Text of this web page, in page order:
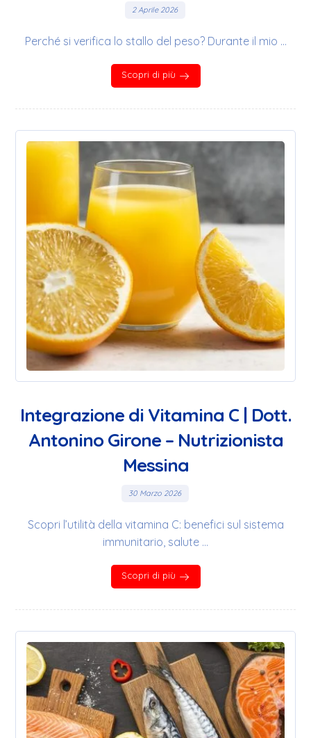
2 Aprile 2026
Perché si verifica lo stallo del peso? Durante il mio ...
Scopri di più
Integrazione di Vitamina C | Dott.
Antonino Girone – Nutrizionista
Messina
30 Marzo 2026
Scopri l’utilità della vitamina C: benefici sul sistema
immunitario, salute ...
Scopri di più